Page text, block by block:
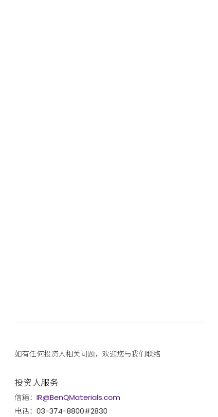
如有任何投资人相关问题，欢迎您与我们联络
投资人服务
信箱： IR@BenQMaterials.com
电话：03-374-8800#2830